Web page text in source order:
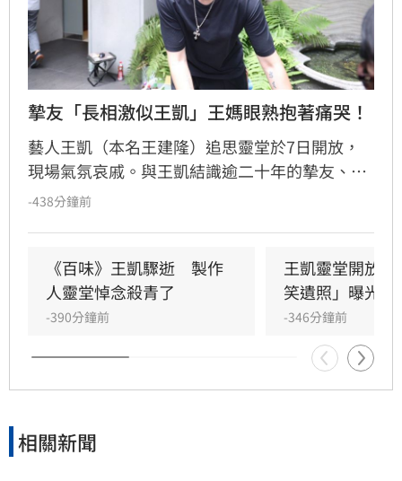
摯友「長相激似王凱」王媽眼熟抱著痛哭！
藝人王凱（本名王建隆）追思靈堂於7日開放，
現場氣氛哀戚。與王凱結識逾二十年的摯友、邱
瓈寬特助Jeff現身協助打點後事。由於兩人外貌
助，演藝圈大姐大邱瓈寬展現義氣，主動承擔治
喪事宜並指派Jeff全程留守，陪伴王凱走完人生
最後一程。這場深厚的兄弟情誼與邱瓈寬的溫暖
義舉，成為家屬在面臨驟變時最堅強的後盾，各
界也紛紛對這
-438分鐘前
《百味》王凱驟逝　製作
人靈堂悼念殺青了
-390分鐘前
王凱靈堂開放
笑遺照」曝光
-346分鐘前
相關新聞